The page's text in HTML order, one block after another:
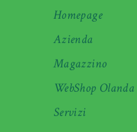
Homepage
Azienda
Magazzino
WebShop Olanda
Servizi